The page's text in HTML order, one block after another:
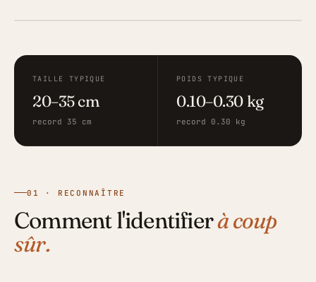
TAILLE TYPIQUE
20–35 cm
record 35 cm
POIDS TYPIQUE
0.10–0.30 kg
record 0.30 kg
01 · RECONNAÎTRE
Comment l'identifierà coup
sûr.